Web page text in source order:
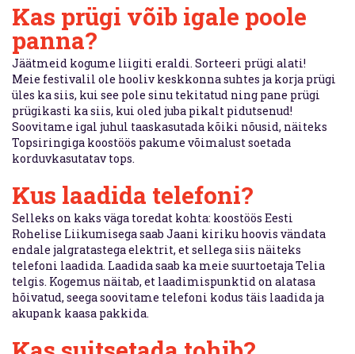
Kas prügi võib igale poole
panna?
Jäätmeid kogume liigiti eraldi. Sorteeri prügi alati!
Meie festivalil ole hooliv keskkonna suhtes ja korja prügi
üles ka siis, kui see pole sinu tekitatud ning pane prügi
prügikasti ka siis, kui oled juba pikalt pidutsenud!
Soovitame igal juhul taaskasutada kõiki nõusid, näiteks
Topsiringiga koostöös pakume võimalust soetada
korduvkasutatav tops.
Kus laadida telefoni?
Selleks on kaks väga toredat kohta: koostöös Eesti
Rohelise Liikumisega saab Jaani kiriku hoovis vändata
endale jalgratastega elektrit, et sellega siis näiteks
telefoni laadida. Laadida saab ka meie suurtoetaja Telia
telgis. Kogemus näitab, et laadimispunktid on alatasa
hõivatud, seega soovitame telefoni kodus täis laadida ja
akupank kaasa pakkida.